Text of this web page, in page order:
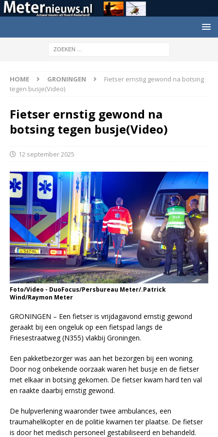
HOME GRONINGEN
Fietser ernstig gewond na botsing
tegen busje(Video)
Fietser ernstig gewond na
botsing tegen busje(Video)
12 september 2025
Foto/Video - DuoFocus/Persbureau Meter/.Patrick
Wind/Raymon Meter
GRONINGEN – Een fietser is vrijdagavond ernstig gewond
geraakt bij een ongeluk op een fietspad langs de
Friesestraatweg (N355) vlakbij Groningen.
Een pakketbezorger was aan het bezorgen bij een woning.
Door nog onbekende oorzaak waren het busje en de fietser
met elkaar in botsing gekomen. De fietser kwam hard ten val
en raakte daarbij ernstig gewond.
De hulpverlening waaronder twee ambulances, een
traumahelikopter en de politie kwamen ter plaatse. De fietser
is door het medisch personeel gestabiliseerd en behandeld.